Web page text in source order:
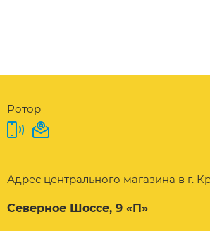
Ротор
Адрес центрального магазина в г.
Северное Шоссе, 9 «П»